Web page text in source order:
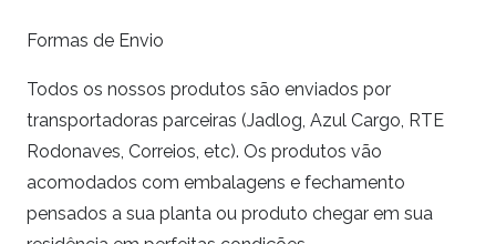
Formas de Envio
Todos os nossos produtos são enviados por
transportadoras parceiras (Jadlog, Azul Cargo, RTE
Rodonaves, Correios, etc). Os produtos vão
acomodados com embalagens e fechamento
pensados a sua planta ou produto chegar em sua